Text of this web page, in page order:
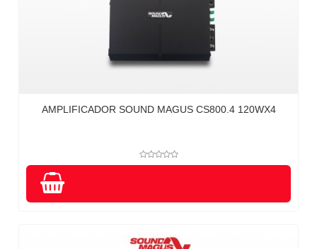
AMPLIFICADOR SOUND MAGUS CS800.4 120WX4